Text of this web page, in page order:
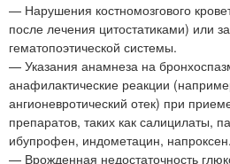
— Нарушения костномозгового
после лечения цитостатиками) или
гематопоэтической системы.
— Указания анамнеза на
анафилактические реакции
ангионевротический отек) при
препаратов, таких как салицилаты,
ибупрофен, индометацин, напроксен.
— Врожденная недостаточность